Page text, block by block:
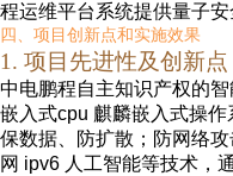
程运维平台系统提供量子安
四、项目创新点和实施效果
1. 项目先进性及创新点
中电鹏程自主知识产权的
嵌入式cpu 麒麟嵌入式操作
保数据、防扩散；防网络
网 ipv6 人工智能等技术，